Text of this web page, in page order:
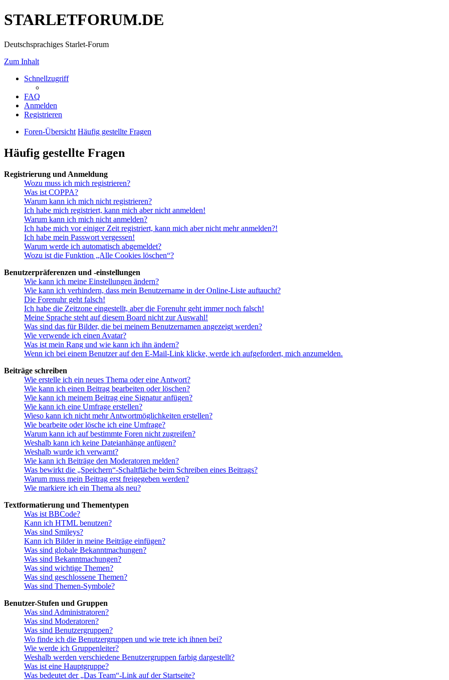
STARLETFORUM.DE
Deutschsprachiges Starlet-Forum
Zum Inhalt
Schnellzugriff
FAQ
Anmelden
Registrieren
Foren-Übersicht Häufig gestellte Fragen
Häufig gestellte Fragen
Registrierung und Anmeldung
Wozu muss ich mich registrieren?
Was ist COPPA?
Warum kann ich mich nicht registrieren?
Ich habe mich registriert, kann mich aber nicht anmelden!
Warum kann ich mich nicht anmelden?
Ich habe mich vor einiger Zeit registriert, kann mich aber nicht mehr anmelden?!
Ich habe mein Passwort vergessen!
Warum werde ich automatisch abgemeldet?
Wozu ist die Funktion „Alle Cookies löschen“?
Benutzerpräferenzen und -einstellungen
Wie kann ich meine Einstellungen ändern?
Wie kann ich verhindern, dass mein Benutzername in der Online-Liste auftaucht?
Die Forenuhr geht falsch!
Ich habe die Zeitzone eingestellt, aber die Forenuhr geht immer noch falsch!
Meine Sprache steht auf diesem Board nicht zur Auswahl!
Was sind das für Bilder, die bei meinem Benutzernamen angezeigt werden?
Wie verwende ich einen Avatar?
Was ist mein Rang und wie kann ich ihn ändern?
Wenn ich bei einem Benutzer auf den E-Mail-Link klicke, werde ich aufgefordert, mich anzumelden.
Beiträge schreiben
Wie erstelle ich ein neues Thema oder eine Antwort?
Wie kann ich einen Beitrag bearbeiten oder löschen?
Wie kann ich meinem Beitrag eine Signatur anfügen?
Wie kann ich eine Umfrage erstellen?
Wieso kann ich nicht mehr Antwortmöglichkeiten erstellen?
Wie bearbeite oder lösche ich eine Umfrage?
Warum kann ich auf bestimmte Foren nicht zugreifen?
Weshalb kann ich keine Dateianhänge anfügen?
Weshalb wurde ich verwarnt?
Wie kann ich Beiträge den Moderatoren melden?
Was bewirkt die „Speichern“-Schaltfläche beim Schreiben eines Beitrags?
Warum muss mein Beitrag erst freigegeben werden?
Wie markiere ich ein Thema als neu?
Textformatierung und Thementypen
Was ist BBCode?
Kann ich HTML benutzen?
Was sind Smileys?
Kann ich Bilder in meine Beiträge einfügen?
Was sind globale Bekanntmachungen?
Was sind Bekanntmachungen?
Was sind wichtige Themen?
Was sind geschlossene Themen?
Was sind Themen-Symbole?
Benutzer-Stufen und Gruppen
Was sind Administratoren?
Was sind Moderatoren?
Was sind Benutzergruppen?
Wo finde ich die Benutzergruppen und wie trete ich ihnen bei?
Wie werde ich Gruppenleiter?
Weshalb werden verschiedene Benutzergruppen farbig dargestellt?
Was ist eine Hauptgruppe?
Was bedeutet der „Das Team“-Link auf der Startseite?